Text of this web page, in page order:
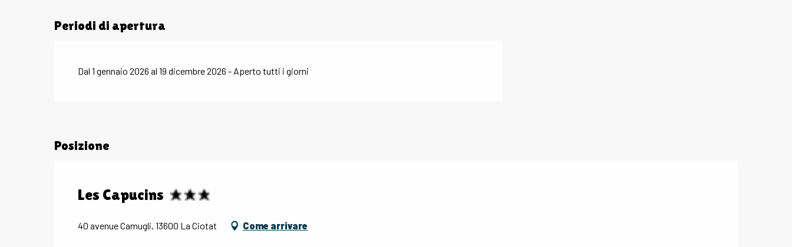
Periodi di apertura
Dal 1 gennaio 2026 al 19 dicembre 2026 - Aperto tutti i giorni
Posizione
Les Capucins
40 avenue Camugli, 13600 La Ciotat Come arrivare